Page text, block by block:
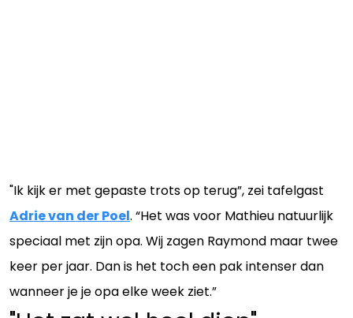
"Ik kijk er met gepaste trots op terug”, zei tafelgast
Adrie van der Poel. “Het was voor Mathieu natuurlijk
speciaal met zijn opa. Wij zagen Raymond maar twee
keer per jaar. Dan is het toch een pak intenser dan
wanneer je je opa elke week ziet.”